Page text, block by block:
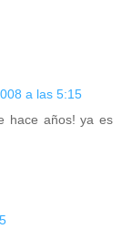
a las 5:15
hace años! ya es